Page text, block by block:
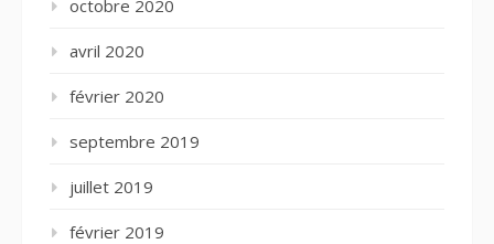
octobre 2020
avril 2020
février 2020
septembre 2019
juillet 2019
février 2019